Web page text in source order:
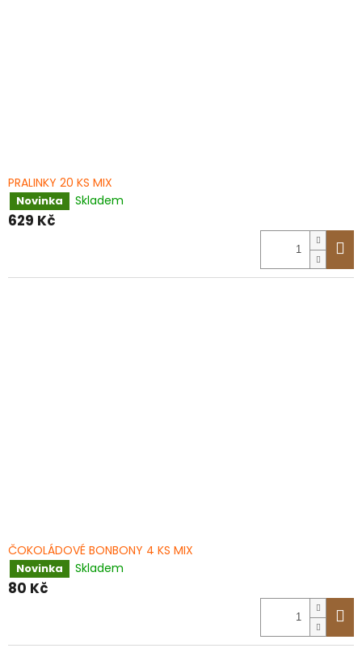
PRALINKY 20 KS MIX
Novinka Skladem
629 Kč
ČOKOLÁDOVÉ BONBONY 4 KS MIX
Novinka Skladem
80 Kč